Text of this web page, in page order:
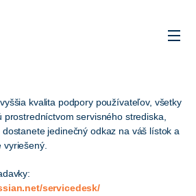
kvalita podpory používateľov, všetky
servisného strediska,
jedinečný odkaz na váš lístok a
servicedesk/